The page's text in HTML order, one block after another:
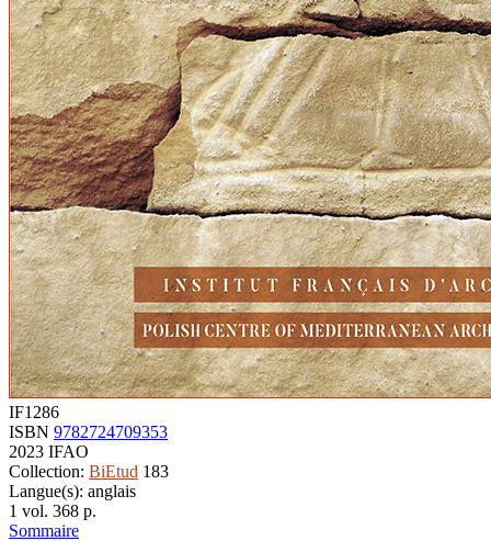
IF1286
ISBN 9782724709353
2023 IFAO
Collection: BiEtud 183
Langue(s): anglais
1 vol. 368 p.
Sommaire